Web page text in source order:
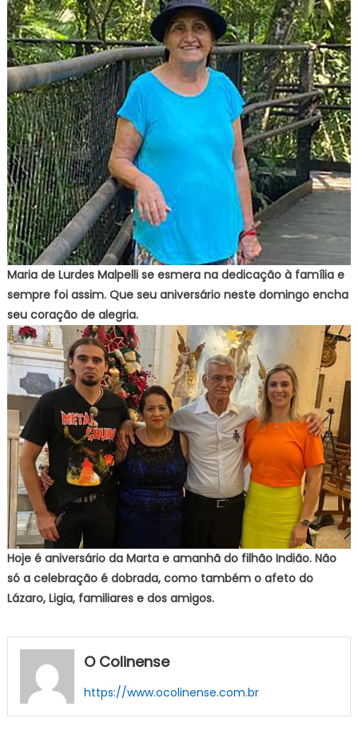
Maria de Lurdes Malpelli se esmera na dedicação à família e
sempre foi assim. Que seu aniversário neste domingo encha
seu coração de alegria.
Hoje é aniversário da Marta e amanhã do filhão Indião. Não
só a celebração é dobrada, como também o afeto do
Lázaro, Ligia, familiares e dos amigos.
O Colinense
https://www.ocolinense.com.br